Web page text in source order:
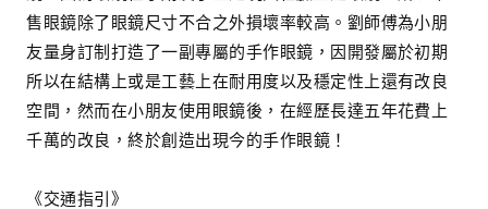
售眼鏡除了眼鏡尺寸不合之外損壞率較高。劉師傅為小朋
友量身訂制打造了一副專屬的手作眼鏡，因開發屬於初期
所以在結構上或是工藝上在耐用度以及穩定性上還有改良
空間，然而在小朋友使用眼鏡後，在經歷長達五年花費上
千萬的改良，終於創造出現今的手作眼鏡！
《交通指引》